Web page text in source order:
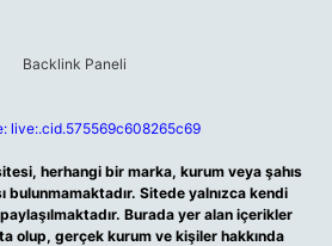
live:.cid.575569c608265c69
herhangi bir marka, kurum veya şahıs
bulunmamaktadır. Sitede yalnızca kendi
paylaşılmaktadır. Burada yer alan içerikler
olup, gerçek kurum ve kişiler hakkında